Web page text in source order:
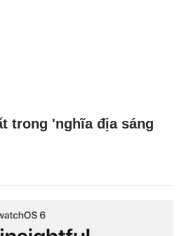
trong 'nghĩa địa sáng